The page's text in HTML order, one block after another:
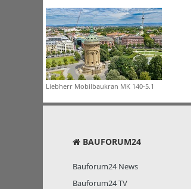
Liebherr Mobilbaukran MK 140-5.1
BAUFORUM24
Bauforum24 News
Bauforum24 TV